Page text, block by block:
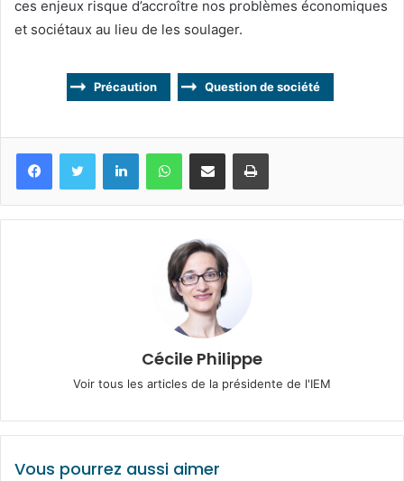
ces enjeux risque d’accroître nos problèmes économiques
et sociétaux au lieu de les soulager.
Précaution Question de société
FacebookTwitter LinkedinWhatsApp
Partagez par mail Imprimez
Cécile Philippe
Voir tous les articles de la présidente de l'IEM
Vous pourrez aussi aimer